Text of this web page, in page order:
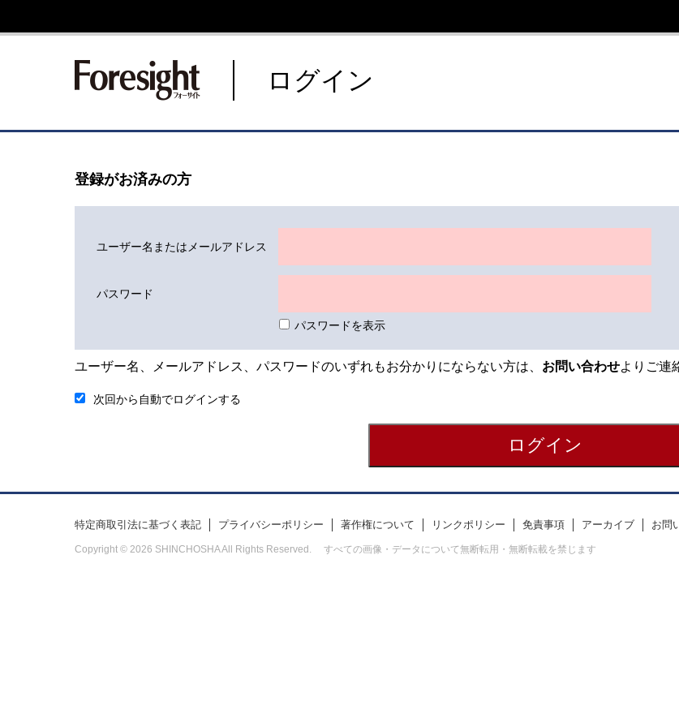
新潮社 Foresight フォーサイト
ログイン
登録がお済みの方
ユーザー名またはメールアドレス
パスワード
パスワードを表示
ユーザー名、メールアドレス、パスワードのいずれもお分かりにならない方は、 お問い合わせよりご連
次回から自動でログインする
特定商取引法に基づく表記 プライバシーポリシー 著作権について リンクポリシー 免責事項 アーカイブ お問
Copyright © 2026 SHINCHOSHA All Rights Reserved. すべての画像・データについて無断転用・無断転載を禁じます